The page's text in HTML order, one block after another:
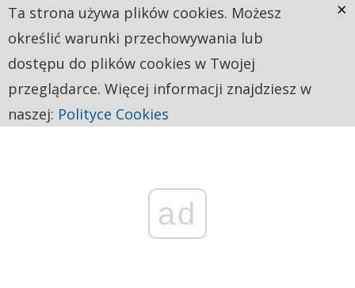
ad
Ta strona używa plików cookies. Możesz
określić warunki przechowywania lub
dostępu do plików cookies w Twojej
przeglądarce. Więcej informacji znajdziesz w
naszej: Polityce Cookies
×